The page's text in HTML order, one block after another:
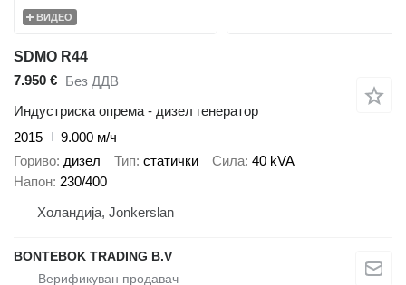
ВИДЕО
SDMO R44
7.950 € Без ДДВ
Индустриска опрема - дизел генератор
2015
9.000 м/ч
Гориво дизел Тип статички Сила 40 kVA
Напон 230/400
Холандија, Jonkerslan
BONTEBOK TRADING B.V